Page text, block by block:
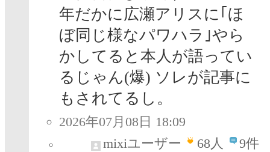
年だかに広瀬アリスに｢ほ
ぼ同じ様なパワハラ｣やら
かしてると本人が語ってい
るじゃん(爆) ソレが記事に
もされてるし。
2026年07月08日 18:09
mixiユーザー
68人 9件